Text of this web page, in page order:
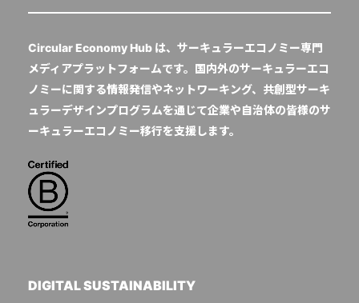
Circular Economy Hub は、サーキュラーエコノミー専門
メディアプラットフォームです。国内外のサーキュラーエコ
ノミーに関する情報発信やネットワーキング、共創型サーキ
ュラーデザインプログラムを通じて企業や自治体の皆様のサ
ーキュラーエコノミー移行を支援します。
DIGITAL SUSTAINABILITY